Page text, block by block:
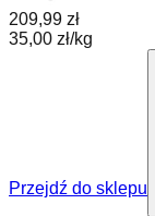
209,99 zł
35,00 zł/kg
Przejdź do sklepu